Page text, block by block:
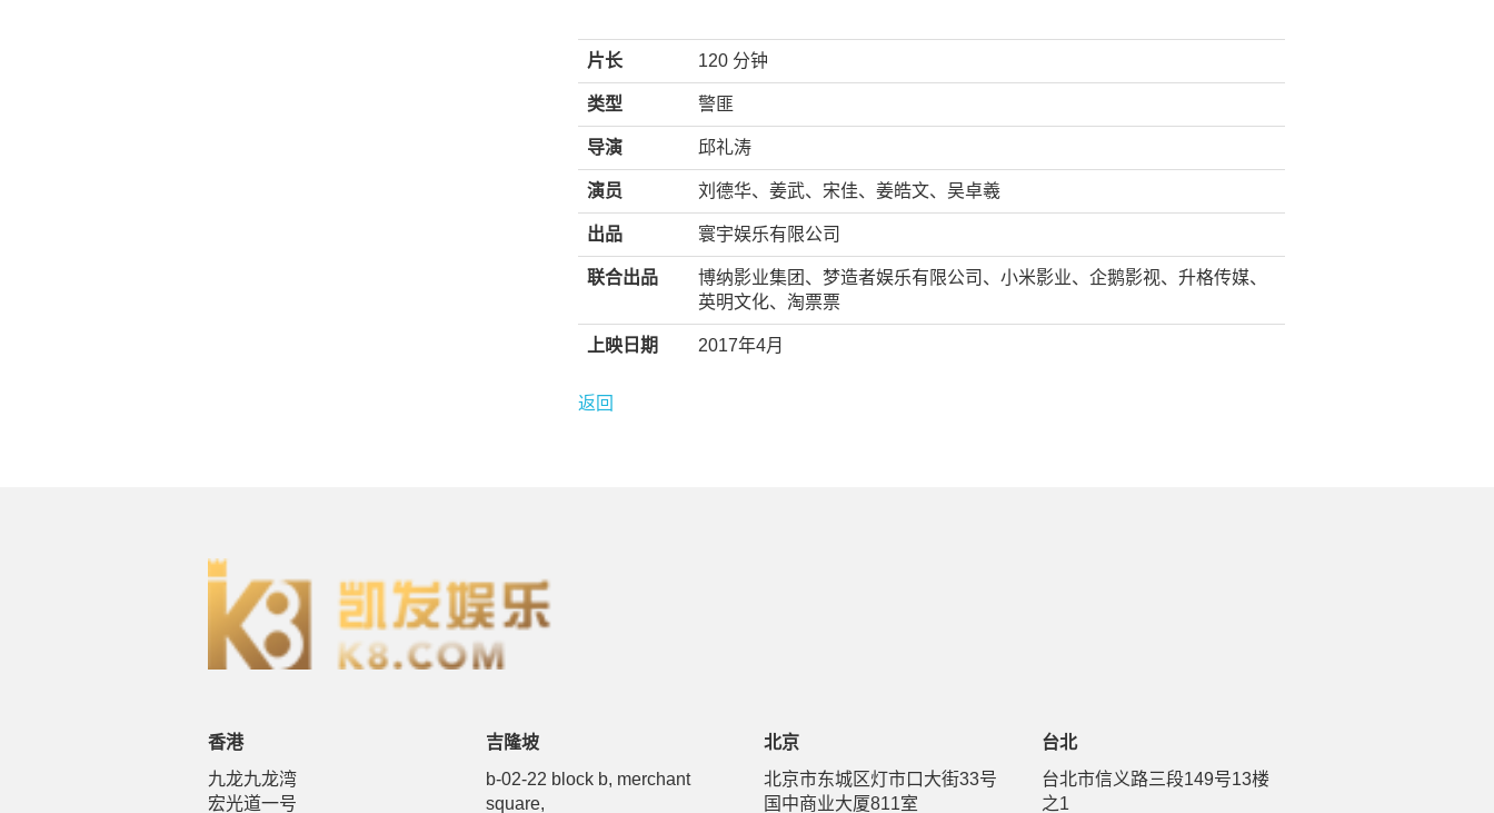
片长 120 分钟
类型 警匪
导演 邱礼涛
演员 刘德华、姜武、宋佳、姜皓文、吴卓羲
出品 寰宇娱乐有限公司
联合出品
博纳影业集团、梦造者娱乐有限公司、小米影业、企鹅影视、升格传媒、
英明文化、淘票票
上映日期 2017年4月
返回
香港
九龙九龙湾
宏光道一号
吉隆坡
b-02-22 block b, merchant
square,
北京
北京市东城区灯市口大街33号
国中商业大厦811室
台北
台北市信义路三段149号13楼
之1